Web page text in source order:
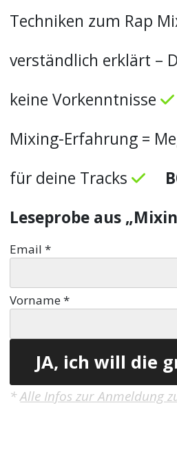
Techniken zum Rap
verständlich erklärt –
keine Vorkenntnisse
Mixing-Erfahrung =
für deine Tracks
Leseprobe aus
Email*
Vorname*
*Alle Infos zur Anmeldung